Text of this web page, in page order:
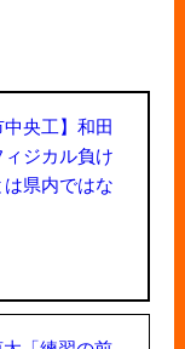
中央工】和田
ジカル負け
は県内ではな